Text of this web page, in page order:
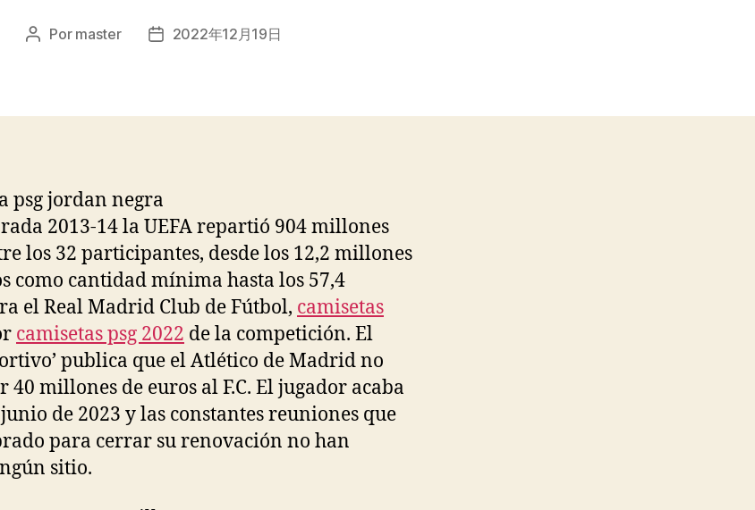
Autor
Por master
Fecha2022年12月19日
2013-14 la UEFA repartió 904 millones
los 32 participantes, desde los 12,2 millones
como cantidad mínima hasta los 57,4
el Real Madrid Club de Fútbol, camisetas
camisetas psg 2022 de la competición. El
publica que el Atlético de Madrid no
40 millones de euros al F.C. El jugador acaba
de 2023 y las constantes reuniones que
para cerrar su renovación no han
sitio.